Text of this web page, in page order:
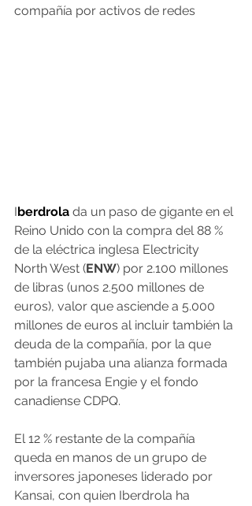
compañía por activos de redes
Iberdrola da un paso de gigante en el
Reino Unido con la compra del 88 %
de la eléctrica inglesa Electricity
North West (ENW) por 2.100 millones
de libras (unos 2.500 millones de
euros), valor que asciende a 5.000
millones de euros al incluir también la
deuda de la compañía, por la que
también pujaba una alianza formada
por la francesa Engie y el fondo
canadiense CDPQ.
El 12 % restante de la compañía
queda en manos de un grupo de
inversores japoneses liderado por
Kansai, con quien Iberdrola ha